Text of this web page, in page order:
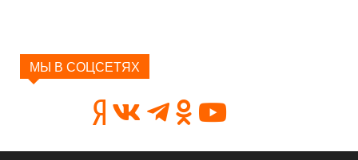
МЫ В СОЦСЕТЯХ